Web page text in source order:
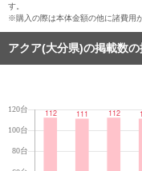
す。
※購入の際は本体金額の他に諸費用
アクア(大分県)の掲載数の